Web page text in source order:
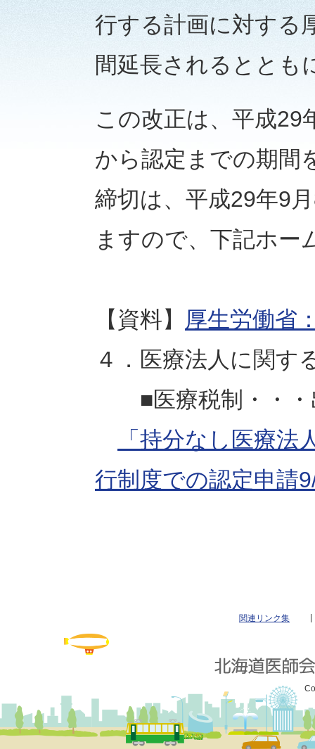
行する計画に対する
間延長されるととも
この改正は、平成29
から認定までの期間
締切は、平成29年9
ますので、下記ホー
【資料】 厚生労働省
４．医療法人に関す
■医療税制・・・
「持分なし医療
行制度での認定申請
関連リンク集